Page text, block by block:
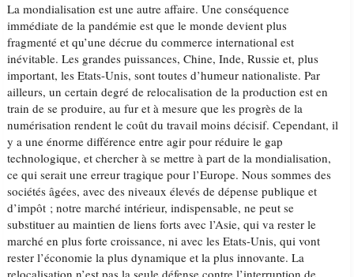
La mondialisation est une autre affaire. Une conséquence
immédiate de la pandémie est que le monde devient plus
fragmenté et qu’une décrue du commerce international est
inévitable. Les grandes puissances, Chine, Inde, Russie et, plus
important, les Etats-Unis, sont toutes d’humeur nationaliste. Par
ailleurs, un certain degré de relocalisation de la production est en
train de se produire, au fur et à mesure que les progrès de la
numérisation rendent le coût du travail moins décisif. Cependant, il
y a une énorme différence entre agir pour réduire le gap
technologique, et chercher à se mettre à part de la mondialisation,
ce qui serait une erreur tragique pour l’Europe. Nous sommes des
sociétés âgées, avec des niveaux élevés de dépense publique et
d’impôt ; notre marché intérieur, indispensable, ne peut se
substituer au maintien de liens forts avec l’Asie, qui va rester le
marché en plus forte croissance, ni avec les Etats-Unis, qui vont
rester l’économie la plus dynamique et la plus innovante. La
relocalisation n’est pas la seule défense contre l’interruption de